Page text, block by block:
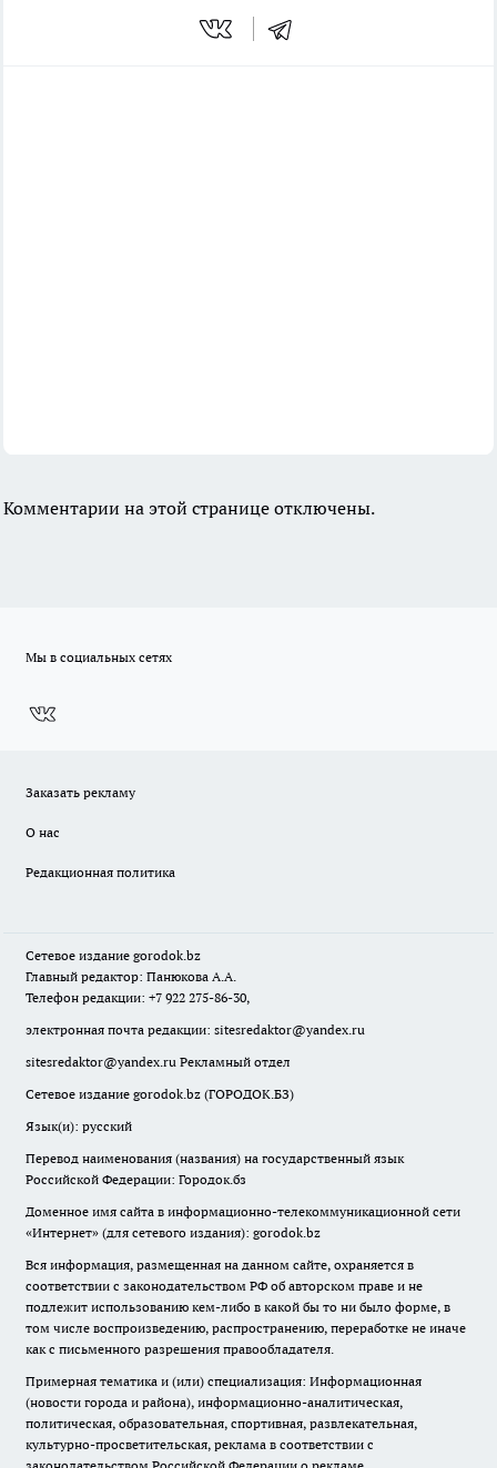
Комментарии на этой странице отключены.
Мы в социальных сетях
Заказать рекламу
О нас
Редакционная политика
Сетевое издание gorodok.bz
Главный редактор: Панюкова А.А.
Телефон редакции: +7 922 275-86-30,
электронная почта редакции: sitesredaktor@yandex.ru
sitesredaktor@yandex.ru Рекламный отдел
Сетевое издание gorodok.bz (ГОРОДОК.БЗ)
Язык(и): русский
Перевод наименования (названия) на государственный язык
Российской Федерации: Городок.бз
Доменное имя сайта в информационно-телекоммуникационной сети
«Интернет» (для сетевого издания): gorodok.bz
Вся информация, размещенная на данном сайте, охраняется в
соответствии с законодательством РФ об авторском праве и не
подлежит использованию кем-либо в какой бы то ни было форме, в
том числе воспроизведению, распространению, переработке не иначе
как с письменного разрешения правообладателя.
Примерная тематика и (или) специализация: Информационная
(новости города и района), информационно-аналитическая,
политическая, образовательная, спортивная, развлекательная,
культурно-просветительская, реклама в соответствии с